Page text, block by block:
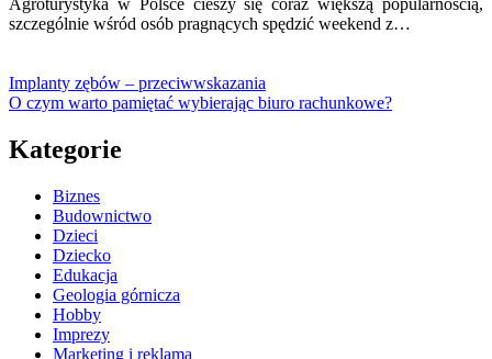
Agroturystyka w Polsce cieszy się coraz większą popularnością,
szczególnie wśród osób pragnących spędzić weekend z…
Implanty zębów – przeciwwskazania
O czym warto pamiętać wybierając biuro rachunkowe?
Kategorie
Biznes
Budownictwo
Dzieci
Dziecko
Edukacja
Geologia górnicza
Hobby
Imprezy
Marketing i reklama